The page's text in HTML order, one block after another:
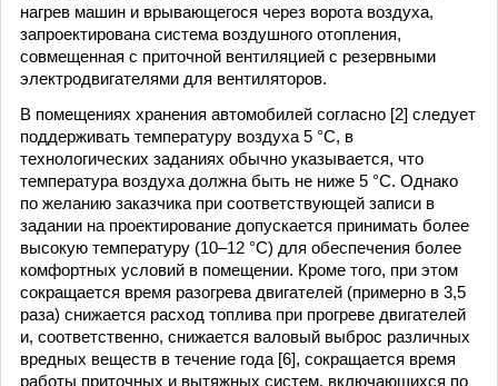
нагрев машин и врывающегося через ворота воздуха,
запроектирована система воздушного отопления,
совмещенная с приточной вентиляцией с резервными
электродвигателями для вентиляторов.
В помещениях хранения автомобилей согласно [2] следует
поддерживать температуру воздуха 5 °С, в
технологических заданиях обычно указывается, что
температура воздуха должна быть не ниже 5 °С. Однако
по желанию заказчика при соответствующей записи в
задании на проектирование допускается принимать более
высокую температуру (10–12 °С) для обеспечения более
комфортных условий в помещении. Кроме того, при этом
сокращается время разогрева двигателей (примерно в 3,5
раза) снижается расход топлива при прогреве двигателей
и, соответственно, снижается валовый выброс различных
вредных веществ в течение года [6], сокращается время
работы приточных и вытяжных систем, включающихся по